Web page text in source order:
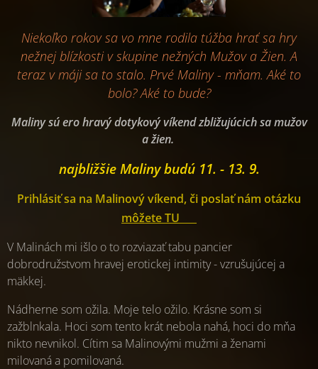
Niekoľko rokov sa vo mne rodila túžba hrať sa hry
nežnej blízkosti v skupine nežných Mužov a Žien. A
teraz v máji sa to stalo. Prvé Maliny - mňam. Aké to
bolo? Aké to bude?
Maliny sú ero hravý dotykový víkend zbližujúcich sa mužov
a žien.
najbližšie Maliny budú 11. - 13. 9.
Prihlásiť sa na Malinový víkend, či poslať nám otázku
môžete TU
V Malinách mi išlo o to rozviazať tabu pancier
dobrodružstvom hravej erotickej intimity - vzrušujúcej a
mäkkej.
Nádherne som ožila. Moje telo ožilo. Krásne som si
zažblnkala. Hoci som tento krát nebola nahá, hoci do mňa
nikto nevnikol. Cítim sa Malinovými mužmi a ženami
milovaná a pomilovaná.